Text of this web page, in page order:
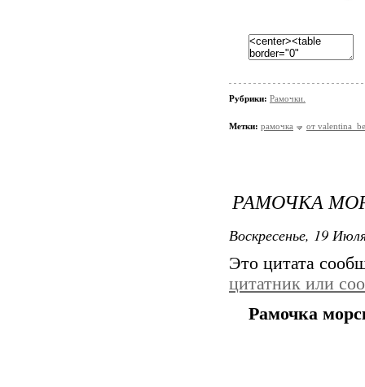
Рубрики: Рамочки.
Метки: рамочка от
РАМОЧКА
Воскресенье, 19
Это цитата
цитатник или
Рамочка